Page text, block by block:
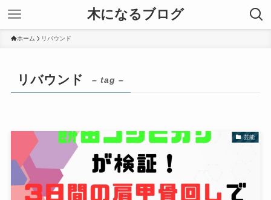
木になるブログ
ホーム リバウンド
リバウンド – tag –
芸能